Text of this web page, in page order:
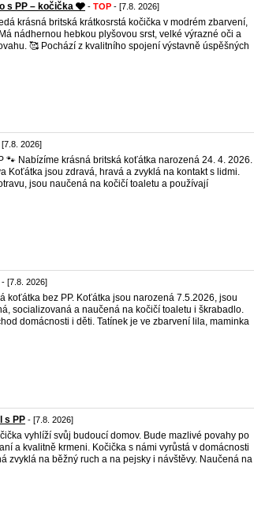
s PP – kočička 🩶 - TOP - [7.8. 2026]
krásná britská krátkosrstá kočička v modrém zbarvení,
nádhernou hebkou plyšovou srst, velké výrazné oči a
🥰 Pochází z kvalitního spojení výstavně úspěšných
[7.8. 2026]
🐾 Nabízíme krásná britská koťátka narozená 24. 4. 2026.
Koťátka jsou zdravá, hravá a zvyklá na kontakt s lidmi.
jsou naučená na kočičí toaletu a používají
- [7.8. 2026]
koťátka bez PP. Koťátka jsou narozená 7.5.2026, jsou
socializovaná a naučená na kočičí toaletu i škrabadlo.
domácnosti i děti. Tatínek je ve zbarvení lila, maminka
s PP - [7.8. 2026]
vyhlíží svůj budoucí domov. Bude mazlivé povahy po
a kvalitně krmeni. Kočička s námi vyrůstá v domácnosti
zvyklá na běžný ruch a na pejsky i návštěvy. Naučená na